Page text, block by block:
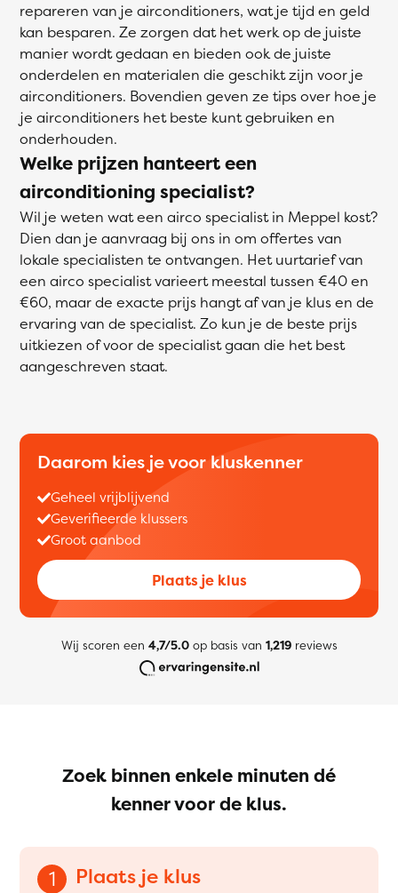
repareren van je airconditioners, wat je tijd en geld
kan besparen. Ze zorgen dat het werk op de juiste
manier wordt gedaan en bieden ook de juiste
onderdelen en materialen die geschikt zijn voor je
airconditioners. Bovendien geven ze tips over hoe je
je airconditioners het beste kunt gebruiken en
onderhouden.
Welke prijzen hanteert een
airconditioning specialist?
Wil je weten wat een airco specialist in Meppel kost?
Dien dan je aanvraag bij ons in om offertes van
lokale specialisten te ontvangen. Het uurtarief van
een airco specialist varieert meestal tussen €40 en
€60, maar de exacte prijs hangt af van je klus en de
ervaring van de specialist. Zo kun je de beste prijs
uitkiezen of voor de specialist gaan die het best
aangeschreven staat.
Daarom kies je voor kluskenner
Geheel vrijblijvend
Geverifieerde klussers
Groot aanbod
Plaats je klus
Wij scoren een 4,7/5.0op basis van 1,219reviews
Zoek binnen enkele minuten dé
kenner voor de klus.
1 Plaats je klus